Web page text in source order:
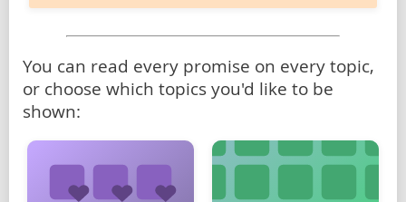
You can read every promise on every topic,
or choose which topics you'd like to be
shown: